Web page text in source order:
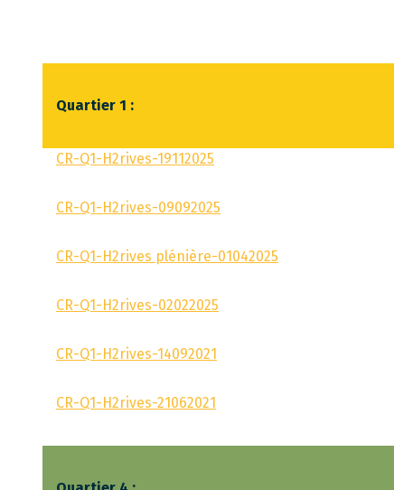
Quartier 1 :
CR-Q1-H2rives-19112025
CR-Q1-H2rives-09092025
CR-Q1-H2rives plénière-01042025
CR-Q1-H2rives-02022025
CR-Q1-H2rives-14092021
CR-Q1-H2rives-21062021